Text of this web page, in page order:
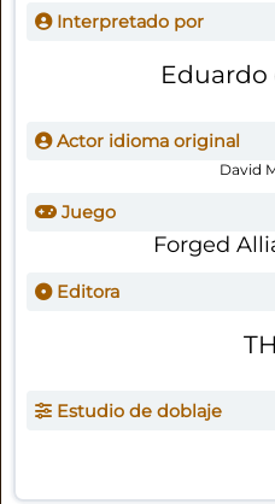
Interpretado por
Eduardo
Actor idioma original
David
Juego
Forged
Editora
Estudio de doblaje